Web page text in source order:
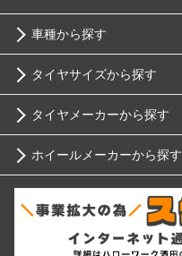
車種から探す
トヨタ
ニッサン
スバル
タイヤサイズから探す
10インチ
12インチ
タイヤメーカーから探す
ブリヂストン
ミシュラン
ホイールメーカーから探す
RIH